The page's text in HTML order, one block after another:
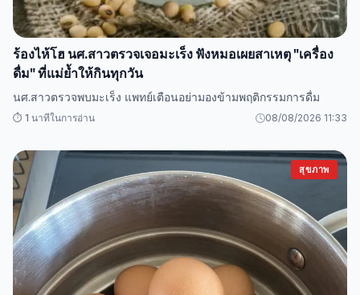
ร้องไห้โฮ นศ.สาวตรวจเจอมะเร็ง ฟังหมอเผยสาเหตุ "เครื่อง
ดื่ม" ที่แม่ย้ำให้กินทุกวัน
นศ.สาวตรวจพบมะเร็ง แพทย์เตือนอย่ามองข้ามพฤติกรรมการดื่ม
⏱️ 1 นาทีในการอ่าน 08/08/2026 11:33
สุขภาพ